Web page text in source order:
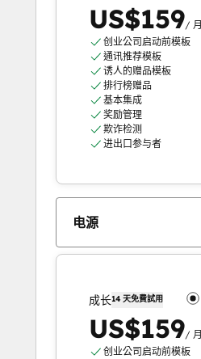
US$159/ 月
创业公司启动前模板
通讯推荐模板
诱人的赠品模板
排行榜赠品
基本集成
奖励管理
欺诈检测
进出口参与者
电源
成长14 天免費試用
US$159/ 月
创业公司启动前模板